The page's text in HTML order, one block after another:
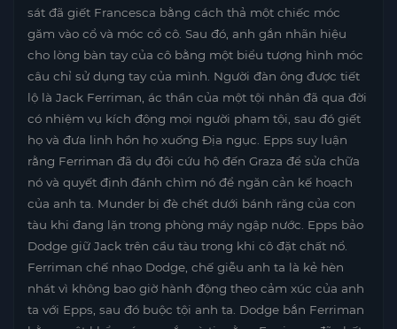
sát đã giết Francesca bằng cách thả một chiếc móc
găm vào cổ và móc cổ cô. Sau đó, anh gắn nhãn hiệu
cho lòng bàn tay của cô bằng một biểu tượng hình móc
câu chỉ sử dụng tay của mình. Người đàn ông được tiết
lộ là Jack Ferriman, ác thần của một tội nhân đã qua đời
có nhiệm vụ kích động mọi người phạm tội, sau đó giết
họ và đưa linh hồn họ xuống Địa ngục. Epps suy luận
rằng Ferriman đã dụ đội cứu hộ đến Graza để sửa chữa
nó và quyết định đánh chìm nó để ngăn cản kế hoạch
của anh ta. Munder bị đè chết dưới bánh răng của con
tàu khi đang lặn trong phòng máy ngập nước. Epps bảo
Dodge giữ Jack trên cầu tàu trong khi cô đặt chất nổ.
Ferriman chế nhạo Dodge, chế giễu anh ta là kẻ hèn
nhát vì không bao giờ hành động theo cảm xúc của anh
ta với Epps, sau đó buộc tội anh ta. Dodge bắn Ferriman